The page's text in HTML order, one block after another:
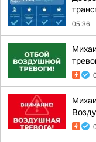
05:36